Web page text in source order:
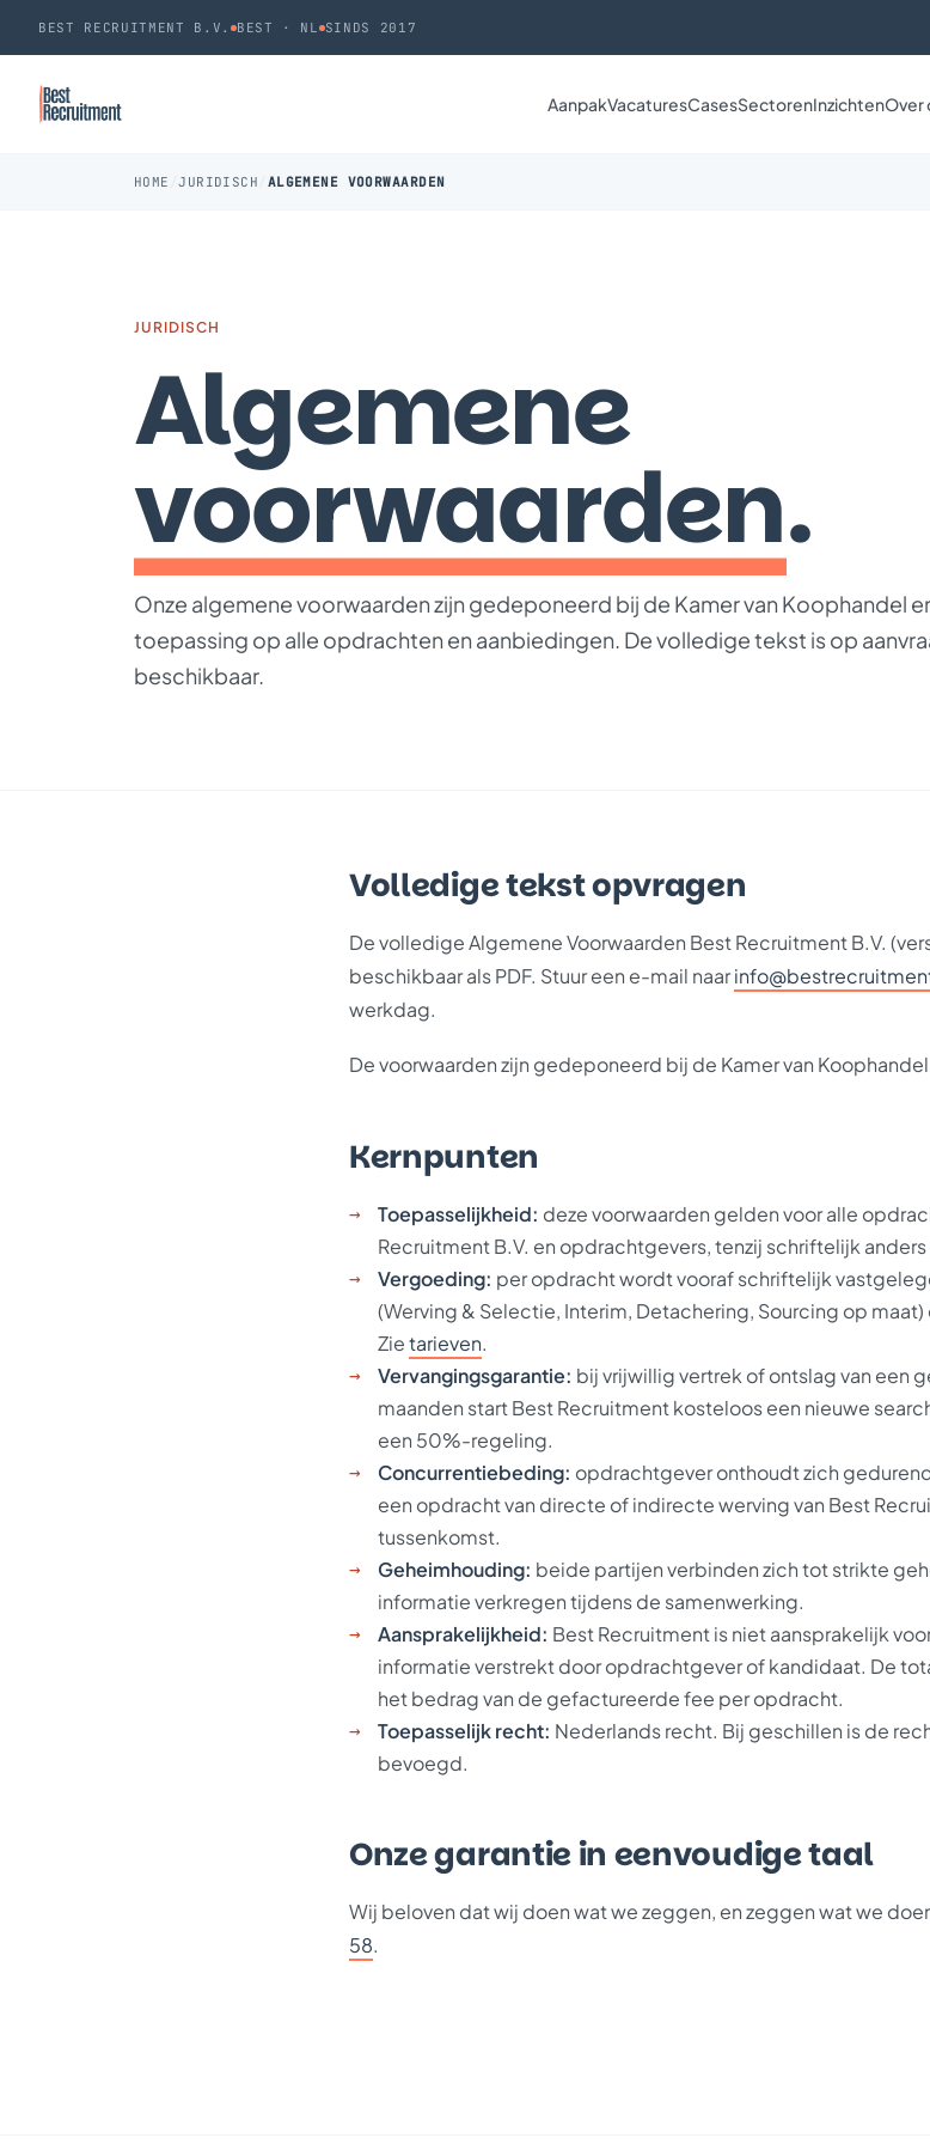
BEST RECRUITMENT B.V. BEST · NL SINDS 2017
AanpakVacaturesCasesSectorenInzichtenOver
HOME /JURIDISCH ALGEMENE VOORWAARDEN
JURIDISCH
Algemene
voorwaarden.
Onze algemene voorwaarden zijn gedeponeerd bij de Kamer van Koophandel
toepassing op alle opdrachten en aanbiedingen. De volledige tekst is op
beschikbaar.
Volledige tekst opvragen
De volledige Algemene Voorwaarden Best Recruitment B.V.
beschikbaar als PDF. Stuur een e-mail naar
werkdag.
De voorwaarden zijn gedeponeerd bij de Kamer van
Kernpunten
Toepasselijkheid: deze voorwaarden gelden voor alle
Recruitment B.V. en opdrachtgevers, tenzij schriftelijk
Vergoeding: per opdracht wordt vooraf schriftelijk
(Werving & Selectie, Interim, Detachering, Sourcing op
Zietarieven.
Vervangingsgarantie: bij vrijwillig vertrek of ontslag van een
maanden start Best Recruitment kosteloos een nieuwe
een 50%-regeling.
Concurrentiebeding: opdrachtgever onthoudt zich
een opdracht van directe of indirecte werving van Best
tussenkomst.
Geheimhouding: beide partijen verbinden zich tot strikte
informatie verkregen tijdens de samenwerking.
Aansprakelijkheid: Best Recruitment is niet aansprakelijk
informatie verstrekt door opdrachtgever of kandidaat. De
het bedrag van de gefactureerde fee per opdracht.
Toepasselijk recht: Nederlands recht. Bij geschillen is de
bevoegd.
Onze garantie in eenvoudige taal
Wij beloven dat wij doen wat we zeggen, en zeggen wat we
58.